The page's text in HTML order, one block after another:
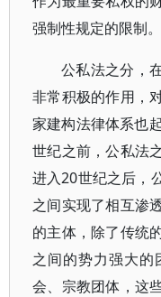
强制性规定的限制。
公私法之分，
非常积极的作用，
家建构法律体系也
世纪之前，公私法
进入20世纪之后，
之间实现了相互渗
的主体，除了传统
之间的势力强大
会、宗教团体，这